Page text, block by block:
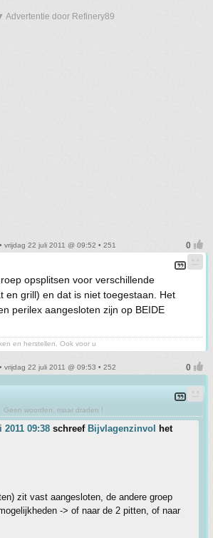
Advertentie door Refinery89
• vrijdag 22 juli 2011 @ 09:52 • 251
opsplitsen voor verschillende
en grill) en dat is niet toegestaan. Het
perilex aangesloten zijn op BEIDE
en herstellen. Ook voor u
• vrijdag 22 juli 2011 @ 09:53 • 252
Geen woorden, maar draden !
09:38 schreef Bijvlagenzinvol
het
zit vast aangesloten, de andere groep
-> of naar de 2 pitten, of naar